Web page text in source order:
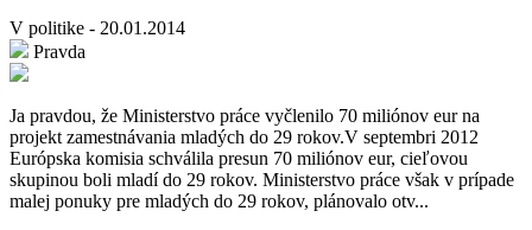
V politike - 20.01.2014
Pravda
Ja pravdou, že Ministerstvo práce vyčlenilo 70 miliónov eur na
projekt zamestnávania mladých do 29 rokov.V septembri 2012
Európska komisia schválila presun 70 miliónov eur, cieľovou
skupinou boli mladí do 29 rokov. Ministerstvo práce však v prípade
malej ponuky pre mladých do 29 rokov, plánovalo otv...